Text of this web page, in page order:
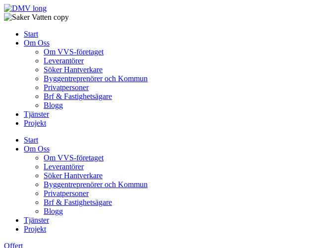
Skip
to
Start
Om Oss
Om VVS-företaget
Leverantörer
Söker Hantverkare
Byggentreprenörer och Kommun
Privatpersoner
Brf & Fastighetsägare
Blogg
Tjänster
Projekt
Start
Om Oss
Om VVS-företaget
Leverantörer
Söker Hantverkare
Byggentreprenörer och Kommun
Privatpersoner
Brf & Fastighetsägare
Blogg
Tjänster
Projekt
Offert